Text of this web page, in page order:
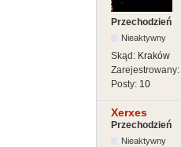
Przechodzień
Nieaktywny
Skąd: Kraków
Zarejestrowany:
Posty: 10
Xerxes
Przechodzień
Nieaktywny